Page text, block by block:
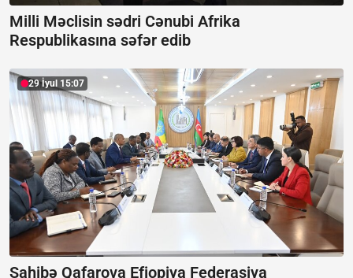
Milli Məclisin sədri Cənubi Afrika
Respublikasına səfər edib
29 İyul 15:07
Sahibə Qafarova Efiopiya Federasiya